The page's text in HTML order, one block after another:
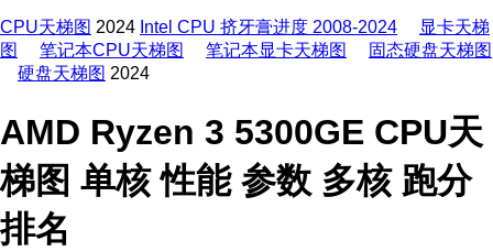
CPU天梯图 2024 Intel CPU 挤牙膏进度 2008-2024
显卡天梯
图
笔记本CPU天梯图 笔记本显卡天梯图
固态硬盘天梯图
硬盘天梯图 2024
AMD Ryzen 3 5300GE CPU天
梯图 单核 性能 参数 多核 跑分
排名